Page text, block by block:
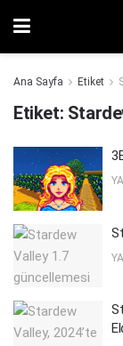
Ana Sayfa Etiket
Etiket: